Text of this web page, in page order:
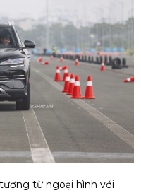
từ ngoại hình với